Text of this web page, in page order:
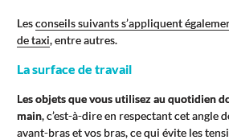
Lesconseils suivants s’appliquent
de taxi, entre autres.
La surface de travail
Les objets que vous utilisez au quotidien
main, c’est-à-dire en respectant cet angle
avant-bras et vos bras, ce qui évite les